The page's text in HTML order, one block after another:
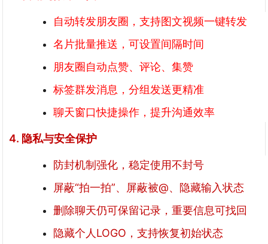
自动转发朋友圈，支持图文视频一键转发
名片批量推送，可设置间隔时间
朋友圈自动点赞、评论、集赞
标签群发消息，分组发送更精准
聊天窗口快捷操作，提升沟通效率
4. 隐私与安全保护
防封机制强化，稳定使用不封号
屏蔽“拍一拍”、屏蔽被@、隐藏输入状态
删除聊天仍可保留记录，重要信息可找回
隐藏个人LOGO，支持恢复初始状态